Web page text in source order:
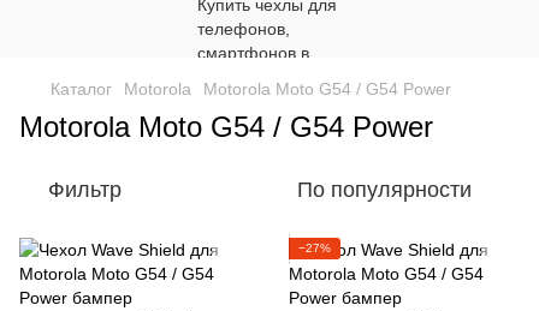
Каталог Motorola Motorola Moto G54 / G54 Power
Motorola Moto G54 / G54 Power
Фильтр По популярности
−27%